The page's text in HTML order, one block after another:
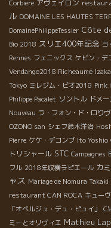
Corbiere アヴェイロン
ル DOMAINE LES HAUTES
DomainePhilippeTessier Côte
Bio 2018 スリエ400年記念 ヨ
Rennes フェニックス ケビン・デ
Vendange2018 Richeaume
Tokyo ミレジム・ビオ2018 Pink
Philippe Pacalet ソントル ドメ
Nouveau ラ・フォン・ド・ロり
OZONO san シェフ鈴木洋治
Pierre ケケ・デコンブ Ito Yoshio
トリシャール STC Campagnes
フル 2018年収穫ラピエール カ
ャス Mariage de Nomura Takaki
restaurant CAN ROCA キュー
「オベルジュ・デュ・ピュイ」
ミーとオリヴィエ Mathieu